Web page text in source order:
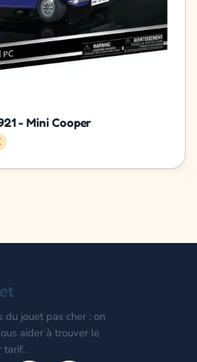
- Mini Cooper
du jouet pas cher : on
aider à trouver le
tarif.